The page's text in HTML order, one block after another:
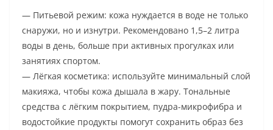
— Питьевой режим: кожа нуждается в воде не только
снаружи, но и изнутри. Рекомендовано 1,5–2 литра
воды в день, больше при активных прогулках или
занятиях спортом.
— Лёгкая косметика: используйте минимальный слой
макияжа, чтобы кожа дышала в жару. Тональные
средства с лёгким покрытием, пудра-микрофибра и
водостойкие продукты помогут сохранить образ без